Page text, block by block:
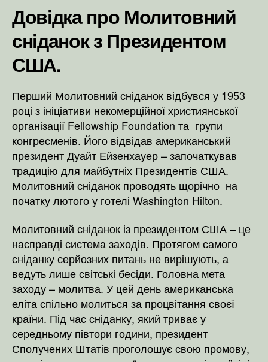
Довідка про Молитовний
сніданок з Президентом
США.
Перший Молитовний сніданок відбувся у 1953
році з ініціативи некомерційної християнської
організації Fellowship Foundation та групи
конгресменів. Його відвідав американський
президент Дуайт Ейзенхауер – започаткував
традицію для майбутніх Президентів США.
Молитовний сніданок проводять щорічно на
початку лютого у готелі Washington Hilton.
Молитовний сніданок із президентом США – це
насправді система заходів. Протягом самого
сніданку серйозних питань не вирішують, а
ведуть лише світські бесіди. Головна мета
заходу – молитва. У цей день американська
еліта спільно молиться за процвітання своєї
країни. Під час сніданку, який триває у
середньому півтори години, президент
Сполучених Штатів проголошує свою промову,